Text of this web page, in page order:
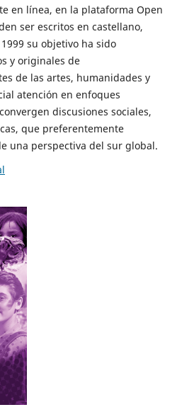
en línea, en la plataforma Open
ser escritos en castellano,
su objetivo ha sido
y originales de
de las artes, humanidades y
atención en enfoques
discusiones sociales,
que preferentemente
una perspectiva del sur global.